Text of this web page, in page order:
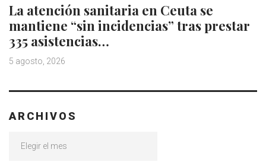
La atención sanitaria en Ceuta se
mantiene “sin incidencias” tras prestar
335 asistencias…
5 agosto, 2026
ARCHIVOS